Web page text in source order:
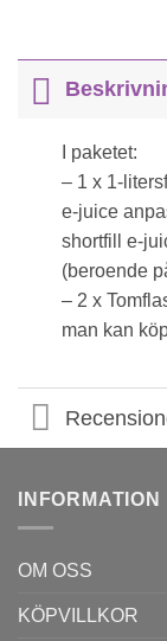
I paketet:
– 1 x 1-
e-juice
shortfill e-
(beroende
– 2 x
man kan
INFORMATION
OM OSS
KÖPVILLKOR